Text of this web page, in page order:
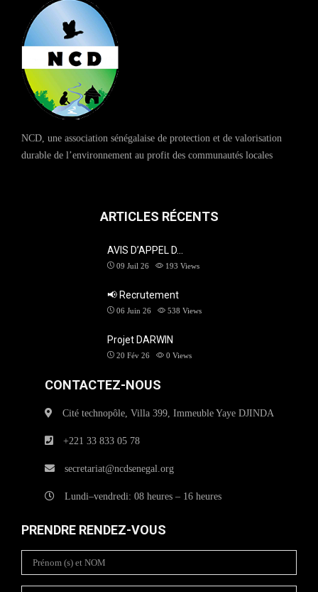
NCD, une association sénégalaise de protection et de valorisation
durable de l’environnement au profit des communautés locales
ARTICLES RÉCENTS
AVIS D’APPEL D…
09 Juil 26 193 Views
📢 Recrutement
06 Juin 26 538 Views
Projet DARWIN
20 Fév 26 0 Views
CONTACTEZ-NOUS
Cité technopôle, Villa 399, Immeuble Yaye DJINDA
+221 33 833 05 78
secretariat@ncdsenegal.org
Lundi–vendredi: 08 heures – 16 heures
PRENDRE RENDEZ-VOUS